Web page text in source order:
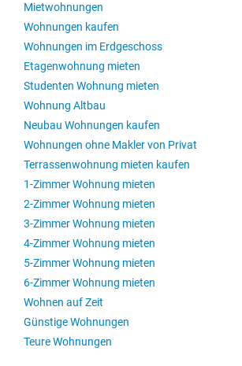
Mietwohnungen
Wohnungen kaufen
Wohnungen im Erdgeschoss
Etagenwohnung mieten
Studenten Wohnung mieten
Wohnung Altbau
Neubau Wohnungen kaufen
Wohnungen ohne Makler von Privat
Terrassenwohnung mieten kaufen
1-Zimmer Wohnung mieten
2-Zimmer Wohnung mieten
3-Zimmer Wohnung mieten
4-Zimmer Wohnung mieten
5-Zimmer Wohnung mieten
6-Zimmer Wohnung mieten
Wohnen auf Zeit
Günstige Wohnungen
Teure Wohnungen